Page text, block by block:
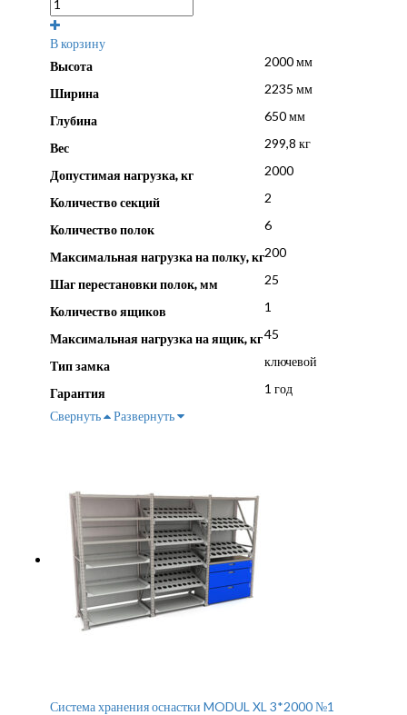
В корзину
Высота
2000 мм
Ширина 2235 мм
Глубина 650 мм
Вес 299,8 кг
Допустимая нагрузка, кг 2000
Количество секций 2
Количество полок 6
Максимальная нагрузка на полку, кг200
Шаг перестановки полок, мм 25
Количество ящиков 1
Максимальная нагрузка на ящик, кг45
Тип замка ключевой
Гарантия
1 год
Свернуть
Развернуть
Система хранения оснастки MODUL XL 3*2000 №1